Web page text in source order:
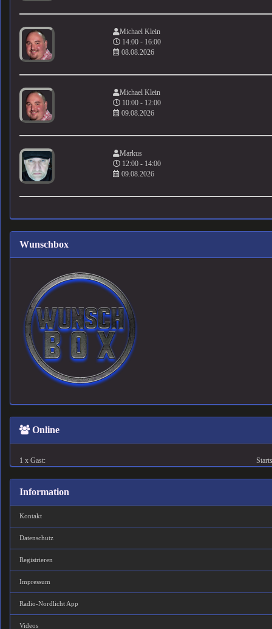
Michael Klein
14:00 - 16:00
08.08.2026
Michael Klein
10:00 - 12:00
09.08.2026
Markus
12:00 - 14:00
09.08.2026
Wunschbox
Online
1 x Gast:
Information
Kontakt
Datenschutz
Registrieren
Impressum
Radio-Nordlicht App
Videos